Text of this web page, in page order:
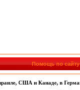
Помощь по сайту
США и Канаде, в